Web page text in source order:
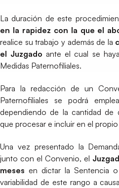
La duración de este
en la rapidez con la que el
realice su trabajo y además de la
el Juzgado ante el cual se
Medidas Paternofiliales.
Para la redacción de un
Paternofiliales se podrá
dependiendo de la cantidad de
que procesar e incluir en el
Una vez presentado la
junto con el Convenio, el
meses en dictar la Sentencia
variabilidad de este rango a